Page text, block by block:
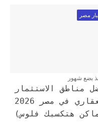
مصر
بضع شهور
مناطق الاستثمار
العقاري في مصر 2026
هتكسبك فلوس)